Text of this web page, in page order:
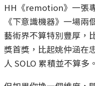
HH《remotion》一張
《下意識機器》一場
藝術界不算特別豐厚，
獎首獎，比起姚仲涵在
人 SOLO 累積並不算多。